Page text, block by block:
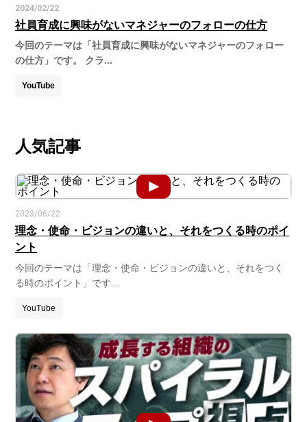
2024/02/22
社員育成に興味がないマネジャーのフォローの仕方
今回のテーマは「社員育成に興味がないマネジャーのフォロー
の仕方」です。 クラ...
YouTube
人気記事
2023/06/22
理念・使命・ビジョンの違いと、それをつくる時のポイ
ント
今回のテーマは「理念・使命・ビジョンの違いと、それをつく
る時のポイント」です...
YouTube